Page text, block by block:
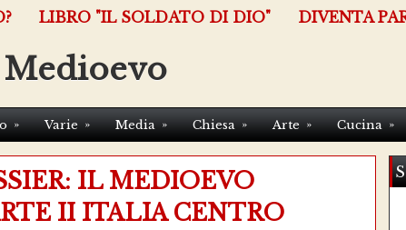
LIBRO "IL SOLDATO DI DIO" DIVENTA
Medioevo
» Varie » Media » Chiesa » Arte » Cucina »
IL MEDIOEVO
II ITALIA CENTRO